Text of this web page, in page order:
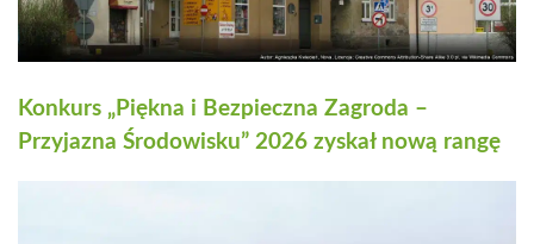
Konkurs „Piękna i Bezpieczna Zagroda –
Przyjazna Środowisku” 2026 zyskał nową rangę